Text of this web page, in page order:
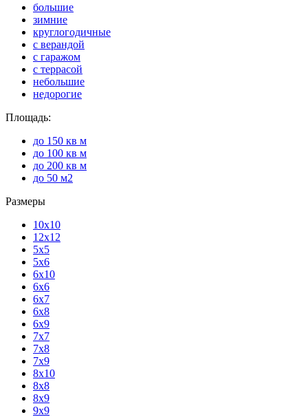
большие
зимние
круглогодичные
с верандой
с гаражом
с террасой
небольшие
недорогие
Площадь:
до 150 кв м
до 100 кв м
до 200 кв м
до 50 м2
Размеры
10х10
12х12
5х5
5х6
6х10
6х6
6х7
6х8
6х9
7х7
7х8
7х9
8х10
8х8
8х9
9х9